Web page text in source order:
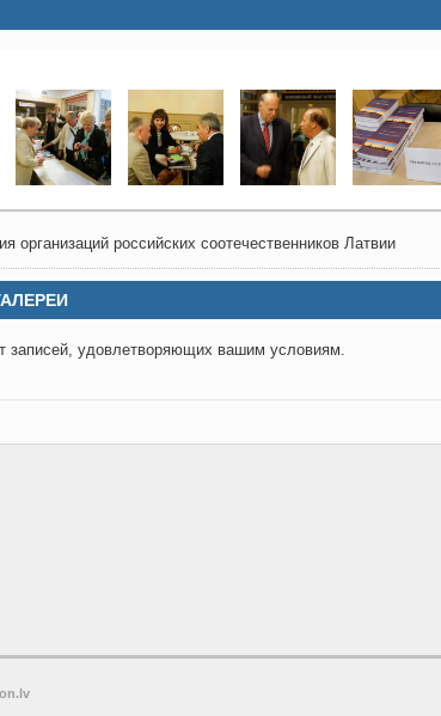
организаций российских соотечественников Латвии
записей, удовлетворяющих вашим условиям.